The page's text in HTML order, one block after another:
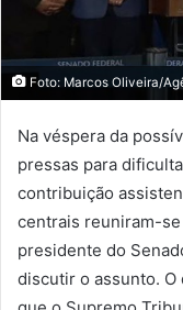
Foto: Marcos Oliveira/
Na véspera da
pressas para
contribuição
centrais reuniram-
presidente do
discutir o assunto. O